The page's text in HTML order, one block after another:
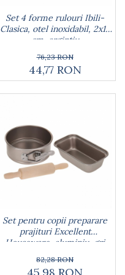
Set 4 forme rulouri Ibili-
Clasica, otel inoxidabil, 2x14
cm, argintiu
76,23 RON
44,77 RON
Set pentru copii preparare
prajituri Excellent
Houseware, aluminiu, gri
82,28 RON